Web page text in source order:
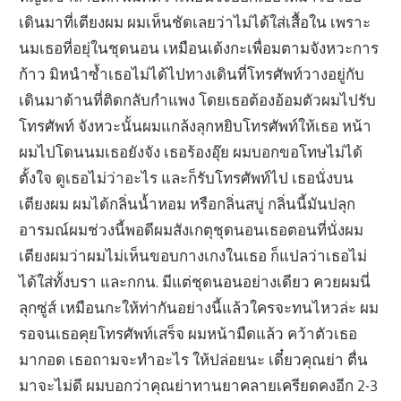
เดินมาที่เตียงผม ผมเห็นชัดเลยว่าไม่ได้ใส่เสื้อใน เพราะ
นมเธอที่อยุ่ในชุดนอน เหมือนเด้งกะเพื่อมตามจังหวะการ
ก้าว มิหนำซ้ำเธอไม่ได้ไปทางเดินที่โทรศัพท์วางอยู่กับ
เดินมาด้านที่ติดกลับกำแพง โดยเธอต้องอ้อมตัวผมไปรับ
โทรศัพท์ จังหวะนั้นผมแกล้งลุกหยิบโทรศัพท์ให้เธอ หน้า
ผมไปโดนนมเธอยังจัง เธอร้องอุ๊ย ผมบอกขอโทษไม่ได้
ตั้งใจ ดูเธอไม่ว่าอะไร และก็รับโทรศัพท์ไป เธอนั่งบน
เตียงผม ผมได้กลิ่นน้ำหอม หรือกลิ่นสบู่ กลิ่นนี้มันปลุก
อารมณ์ผมช่วงนี้พอดีผมสังเกตุชุดนอนเธอตอนที่นั่งผม
เตียงผมว่าผมไม่เห็นขอบกางเกงในเธอ ก็แปลว่าเธอไม่
ได้ใส่ทั้งบรา และกกน. มีแต่ชุดนอนอย่างเดียว ควยผมนี่
ลุกซู่ส์ เหมือนกะให้ท่ากันอย่างนี้แล้วใครจะทนไหวล่ะ ผม
รอจนเธอคุยโทรศัพท์เสร็จ ผมหน้ามืดแล้ว คว้าตัวเธอ
มากอด เธอถามจะทำอะไร ให้ปล่อยนะ เดี๋ยวคุณย่า ตื่น
มาจะไม่ดี ผมบอกว่าคุณย่าทานยาคลายเครียดคงอีก 2-3